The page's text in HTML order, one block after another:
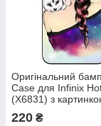
Оригінальний
Case для Infinix
(X6831) з
на плечі
220 ₴